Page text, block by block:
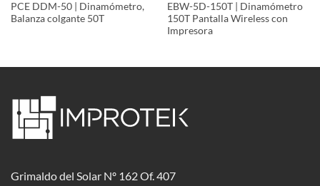
PCE DDM-50 | Dinamómetro,
Balanza colgante 50T
EBW-5D-150T | Dinamómetro
150T Pantalla Wireless con
Impresora
Grimaldo del Solar Nº 162 Of. 407